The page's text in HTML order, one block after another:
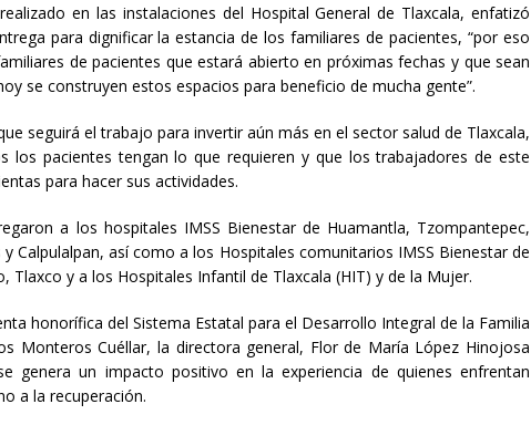
en las instalaciones del Hospital General de Tlaxcala, enfatizó
para dignificar la estancia de los familiares de pacientes, “por eso
de pacientes que estará abierto en próximas fechas y que sean
se construyen estos espacios para beneficio de mucha gente”.
seguirá el trabajo para invertir aún más en el sector salud de Tlaxcala,
los pacientes tengan lo que requieren y que los trabajadores de este
para hacer sus actividades.
a los hospitales IMSS Bienestar de Huamantla, Tzompantepec,
Calpulalpan, así como a los Hospitales comunitarios IMSS Bienestar de
Tlaxco y a los Hospitales Infantil de Tlaxcala (HIT) y de la Mujer.
honorífica del Sistema Estatal para el Desarrollo Integral de la Familia
Monteros Cuéllar, la directora general, Flor de María López Hinojosa
genera un impacto positivo en la experiencia de quienes enfrentan
a la recuperación.